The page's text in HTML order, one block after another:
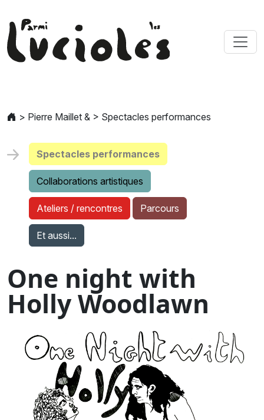
> Pierre Maillet & > Spectacles performances
Spectacles performances
Collaborations artistiques
Ateliers / rencontres Parcours
Et aussi...
One night with
Holly Woodlawn